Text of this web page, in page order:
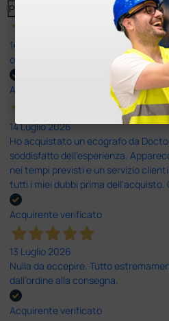
Precedente
Successivo
14 Luglio 2026
ottima
Acquirente verificato
14 Luglio 2026
Ho acquistato un ecografo da
soddisfatto dell'esperienza.
nei tempi previsti e un servizio
tutti i miei dubbi prima dell'acquisto.
Acquirente verificato
13 Luglio 2026
Nulla da eccepire. Tutto
dall’ordine alla consegna.
Acquirente verificato